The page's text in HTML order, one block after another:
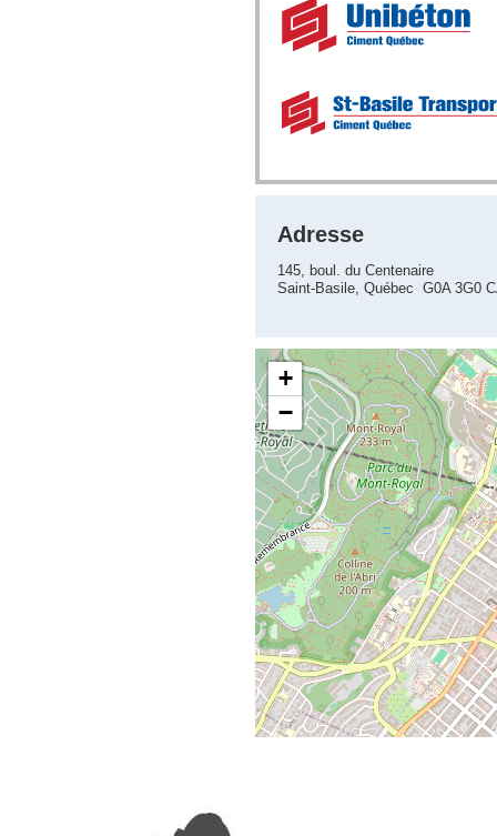
Adresse
145, boul. du Centenaire
Saint-Basile, Québec G0A 3G0
+
−